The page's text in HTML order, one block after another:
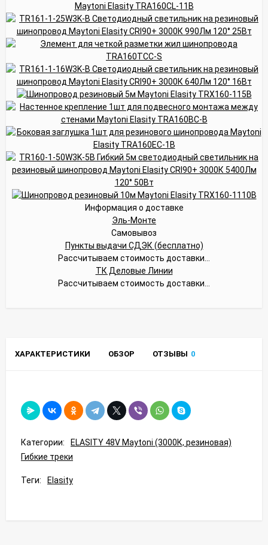
Информация о доставке
Эль-Монте
Самовывоз
Пункты выдачи СДЭК (бесплатно)
Рассчитываем стоимость доставки...
ТК Деловые Линии
Рассчитываем стоимость доставки...
ХАРАКТЕРИСТИКИ ОБЗОР ОТЗЫВЫ 0
Категории:
ELASITY 48V Maytoni (3000К, резиновая)
Гибкие треки
Теги: Elasity